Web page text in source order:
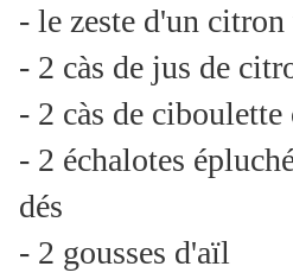
- le zeste d'un
- 2 càs de jus de
- 2 càs de ciboulette
- 2 échalotes
dés
- 2 gousses d'aïl